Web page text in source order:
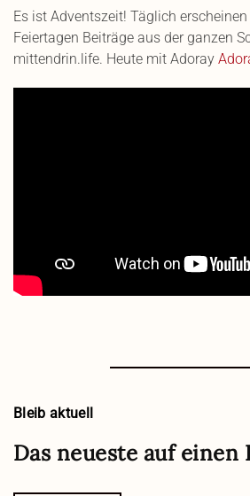
Es ist Adventszeit! Täglich
Feiertagen Beiträge aus der ganzen
mittendrin.life. Heute mit Adoray
Bleib aktuell
Das neueste auf einen